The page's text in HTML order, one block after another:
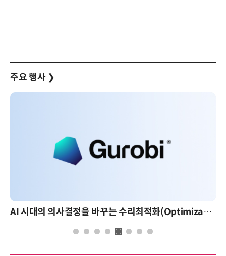
주요 행사 ❯
AI 시대의 의사결정을 바꾸는 수리최적화(Optimization): 실제 산업 적용 사례와 활용 전략